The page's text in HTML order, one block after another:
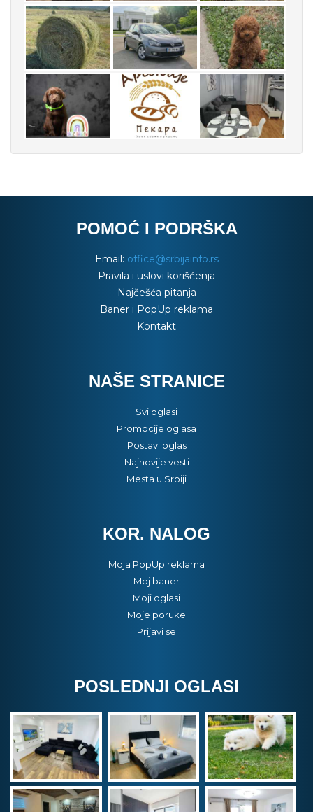
POMOĆ I PODRŠKA
Email: office@srbijainfo.rs
Pravila i uslovi korišćenja
Najčešća pitanja
Baner i PopUp reklama
Kontakt
NAŠE STRANICE
Svi oglasi
Promocije oglasa
Postavi oglas
Najnovije vesti
Mesta u Srbiji
KOR. NALOG
Moja PopUp reklama
Moj baner
Moji oglasi
Moje poruke
Prijavi se
POSLEDNJI OGLASI